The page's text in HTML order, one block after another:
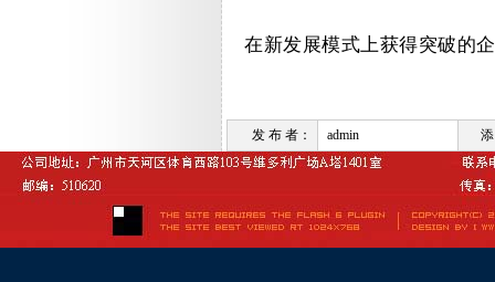
在新发展模式上获得突破的
发 布 者： admin